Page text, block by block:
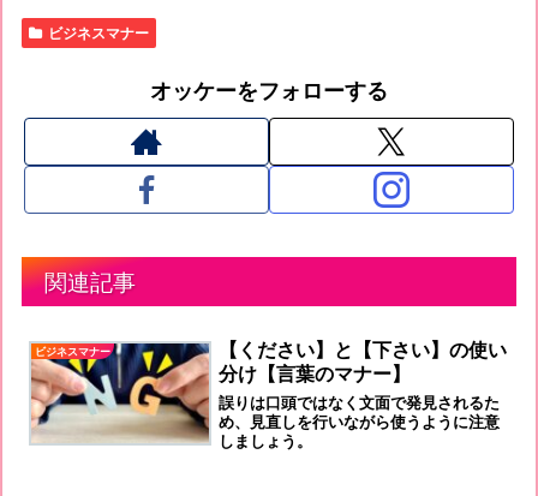
ビジネスマナー
オッケーをフォローする
関連記事
ビジネスマナー
【ください】と【下さい】の使い
分け【言葉のマナー】
誤りは口頭ではなく文面で発見されるた
め、見直しを行いながら使うように注意
しましょう。